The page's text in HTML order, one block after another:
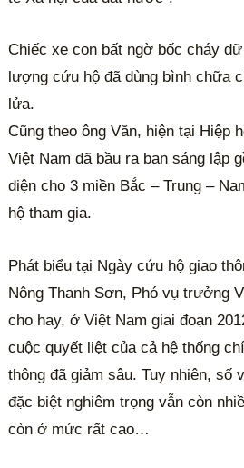
Chiếc xe con bất ngờ bốc cháy
lượng cứu hộ đã dùng bình chữa
lửa.
Cũng theo ông Văn, hiện tại Hiệp
Việt Nam đã bầu ra ban sáng lập
diện cho 3 miền Bắc – Trung –
hộ tham gia.
Phát biểu tại Ngày cứu hộ giao
Nông Thanh Sơn, Phó vụ trưởng
cho hay, ở Việt Nam giai đoạn
cuộc quyết liệt của cả hệ thống
thông đã giảm sâu. Tuy nhiên, số
đặc biệt nghiêm trọng vẫn còn
còn ở mức rất cao…